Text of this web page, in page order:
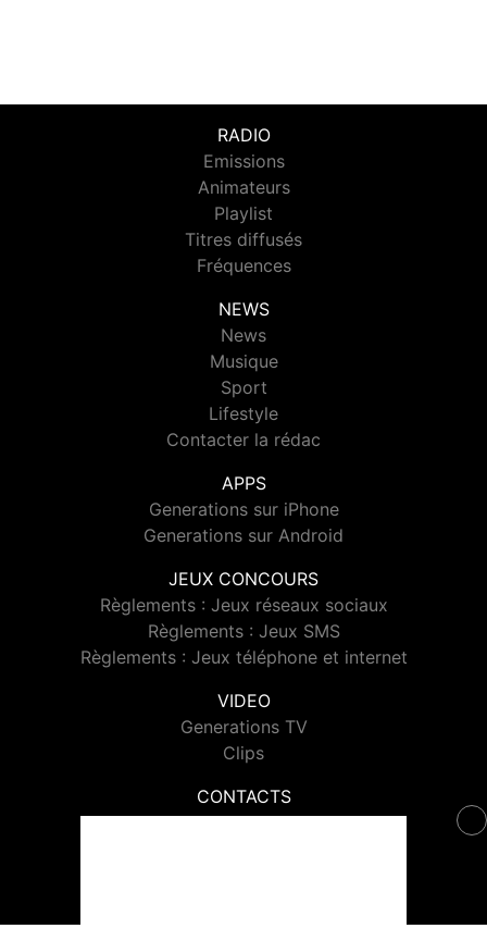
RADIO
Emissions
Animateurs
Playlist
Titres diffusés
Fréquences
NEWS
News
Musique
Sport
Lifestyle
Contacter la rédac
APPS
Generations sur iPhone
Generations sur Android
JEUX CONCOURS
Règlements : Jeux réseaux sociaux
Règlements : Jeux SMS
Règlements : Jeux téléphone et internet
VIDEO
Generations TV
Clips
CONTACTS
Contacter Generations